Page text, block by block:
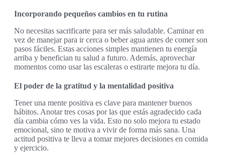
Incorporando pequeños cambios en tu rutina
No necesitas sacrificarte para ser más saludable. Caminar en
vez de manejar para ir cerca o beber agua antes de comer son
pasos fáciles. Estas acciones simples mantienen tu energía
arriba y benefician tu salud a futuro. Además, aprovechar
momentos como usar las escaleras o estirarte mejora tu día.
El poder de la gratitud y la mentalidad positiva
Tener una mente positiva es clave para mantener buenos
hábitos. Anotar tres cosas por las que estás agradecido cada
día cambia cómo ves la vida. Esto no solo mejora tu estado
emocional, sino te motiva a vivir de forma más sana. Una
actitud positiva te lleva a tomar mejores decisiones en comida
y ejercicio.